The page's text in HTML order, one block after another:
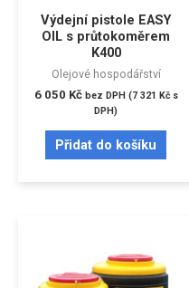
Výdejní pistole EASY
OIL s průtokoměrem
K400
Olejové hospodářství
6 050 Kč bez DPH (7 321 Kčs
DPH)
Přidat do košíku